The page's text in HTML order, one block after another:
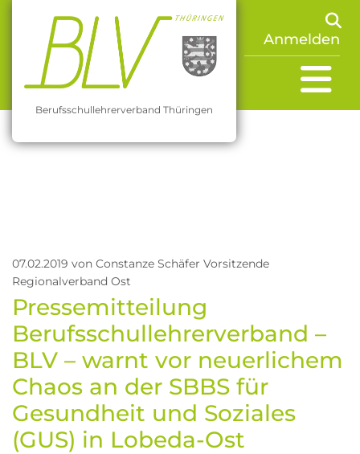
Berufsschullehrerverband Thüringen
Anmelden
07.02.2019 von Constanze Schäfer Vorsitzende
Regionalverband Ost
Pressemitteilung
Berufsschullehrerverband –
BLV – warnt vor neuerlichem
Chaos an der SBBS für
Gesundheit und Soziales
(GUS) in Lobeda-Ost